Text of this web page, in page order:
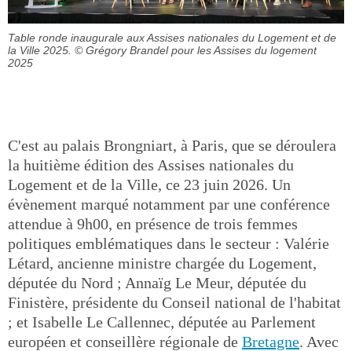
Table ronde inaugurale aux Assises nationales du Logement et de
la Ville 2025. © Grégory Brandel pour les Assises du logement
2025
C'est au palais Brongniart, à Paris, que se déroulera
la huitième édition des Assises nationales du
Logement et de la Ville, ce 23 juin 2026. Un
évènement marqué notamment par une conférence
attendue à 9h00, en présence de trois femmes
politiques emblématiques dans le secteur : Valérie
Létard, ancienne ministre chargée du Logement,
députée du Nord ; Annaïg Le Meur, députée du
Finistère, présidente du Conseil national de l'habitat
; et Isabelle Le Callennec, députée au Parlement
européen et conseillère régionale de Bretagne. Avec